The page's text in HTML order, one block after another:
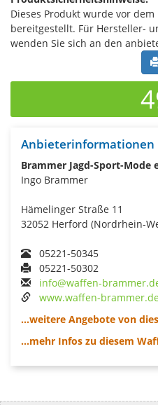
Dieses Produkt wurde vor
bereitgestellt. Für Hersteller-
wenden Sie sich an den
Anbieterinformationen
Brammer Jagd-Sport-Mode
Ingo Brammer
Hämelinger Straße 11
32052 Herford (Nordrhein-
05221-50345
05221-50302
info@waffen-
www.waffen-
...weitere Angebote von
...mehr Infos zu diesem